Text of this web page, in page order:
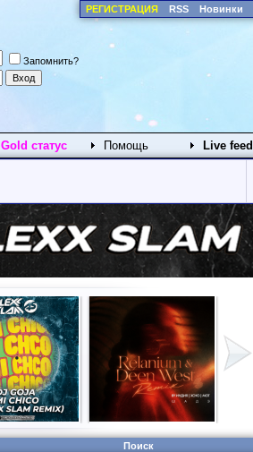
РЕГИСТРАЦИЯ RSS Новинки
Запомнить?
Gold статус Помощь Live feed
Поиск